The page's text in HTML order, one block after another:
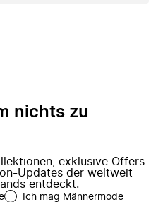
nichts zu
exklusive Offers
Updates der weltweit
entdeckt.
Ich mag Männermode